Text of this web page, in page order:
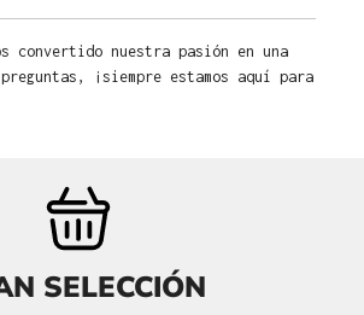
convertido nuestra pasión en una
¡siempre estamos aquí para
SELECCIÓN